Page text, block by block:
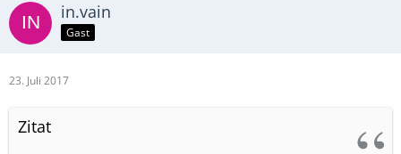
in.vain
Gast
23. Juli 2017
Zitat